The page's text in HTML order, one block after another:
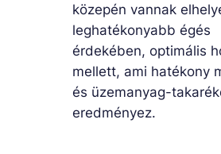
közepén vannak
leghatékonyabb égés
érdekében, optimális
mellett, ami hatékony
és üzemanyag-
eredményez.